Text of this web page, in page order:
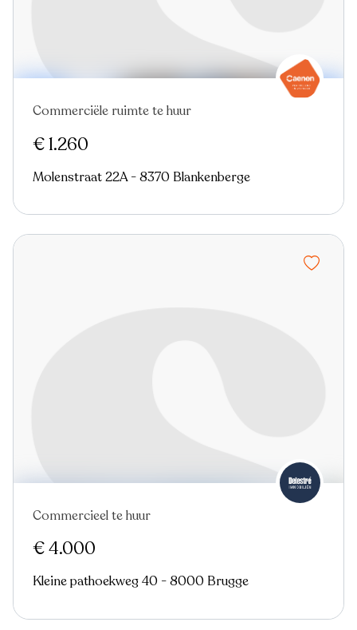
Commerciële ruimte te huur
€ 1.260
Molenstraat 22A - 8370 Blankenberge
Commercieel te huur
€ 4.000
Kleine pathoekweg 40 - 8000 Brugge